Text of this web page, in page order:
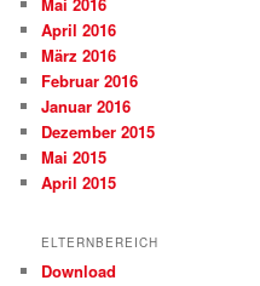
April 2016
März 2016
Februar 2016
Januar 2016
Dezember 2015
Mai 2015
April 2015
ELTERNBEREICH
Download